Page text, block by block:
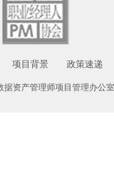
项目背景 政策速递
据资产管理师项目管理办公